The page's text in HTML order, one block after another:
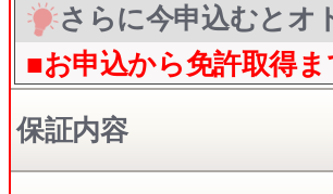
さらに今申込むとオ
■お申込から免許取得
保証内容